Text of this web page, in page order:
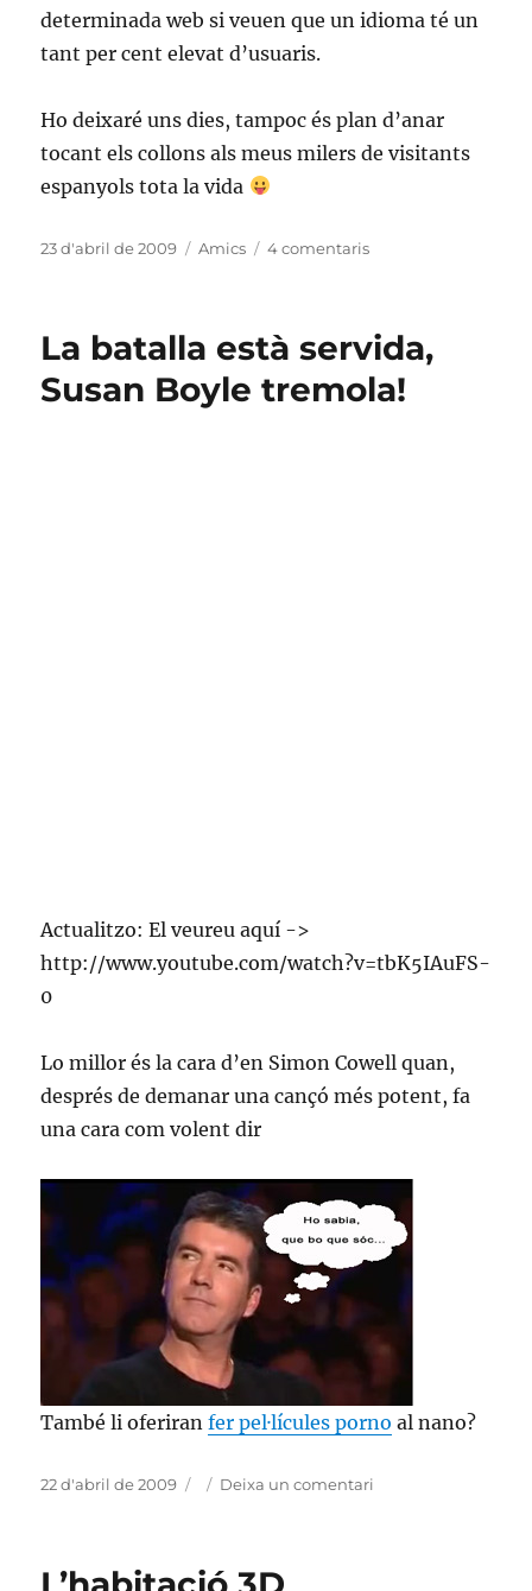
determinada web si veuen que un idioma té un
tant per cent elevat d’usuaris.
Ho deixaré uns dies, tampoc és plan d’anar
tocant els collons als meus milers de visitants
espanyols tota la vida
Publicat
23 d'abril de 2009 Categories
Amics 4 comentarisa
La batalla està servida,
Susan Boyle tremola!
Actualitzo: El veureu aquí ->
http://www.youtube.com/watch?v=tbK5IAuFS-
0
Lo millor és la cara d’en Simon Cowell quan,
després de demanar una cançó més potent, fa
una cara com volent dir
També li oferiranfer pel·lícules porno al nano?
Publicat
22 d'abril de 2009 Categories
Deixa un comentari